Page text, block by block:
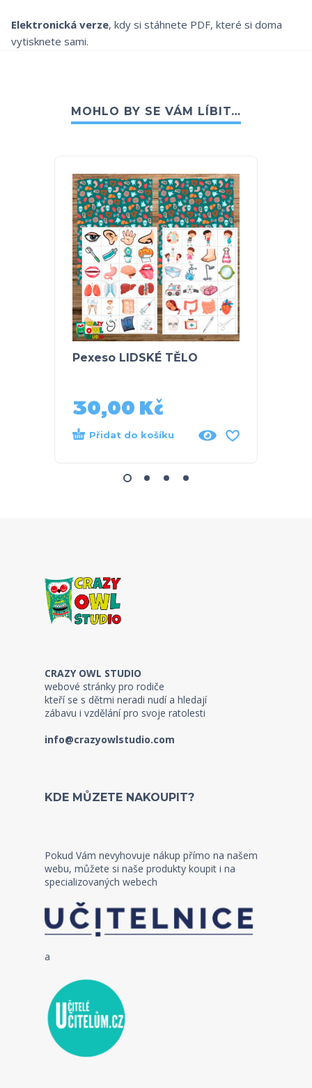
Elektronická verze, kdy si stáhnete PDF, které si doma
vytisknete sami.
MOHLO BY SE VÁM LÍBIT…
Pexeso LIDSKÉ TĚLO
30,00 Kč
Přidat do košíku
CRAZY OWL STUDIO
webové stránky pro rodiče
kteří se s dětmi neradi nudí a hledají
zábavu i vzdělání pro svoje ratolesti
info@crazyowlstudio.com
KDE MŮZETE NAKOUPIT?
Pokud Vám nevyhovuje nákup přímo na našem
webu, můžete si naše produkty koupit i na
specializovaných webech
a